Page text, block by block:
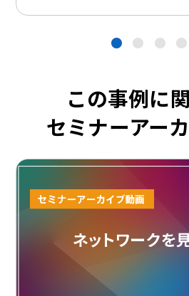
● ● ● ●
この事例に
セミナーアー